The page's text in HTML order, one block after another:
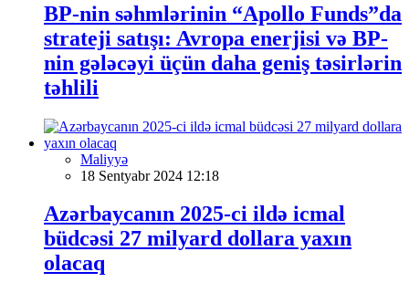
BP-nin səhmlərinin “Apollo Funds”da
strateji satışı: Avropa enerjisi və BP-
nin gələcəyi üçün daha geniş təsirlərin
təhlili
Maliyyə
18 Sentyabr 2024 12:18
Azərbaycanın 2025-ci ildə icmal
büdcəsi 27 milyard dollara yaxın
olacaq